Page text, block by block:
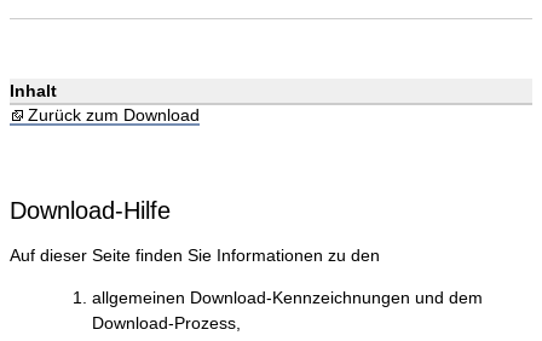
Inhalt
Zurück zum Download
Download-Hilfe
Auf dieser Seite finden Sie Informationen zu den
allgemeinen Download-Kennzeichnungen und dem
Download-Prozess,